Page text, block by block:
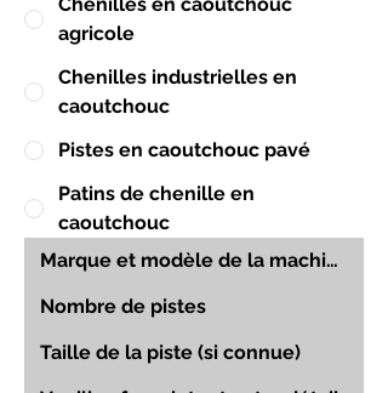
agricole
Chenilles industrielles en
caoutchouc
Pistes en caoutchouc pavé
Patins de chenille en
caoutchouc